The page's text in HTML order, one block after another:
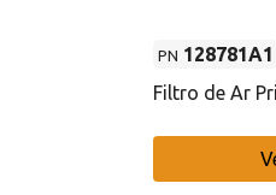
PN 128781A1
Filtro de Ar